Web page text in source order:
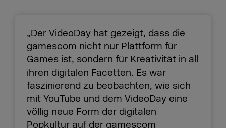
„Der VideoDay hat gezeigt, dass die
gamescom nicht nur Plattform für
Games ist, sondern für Kreativität in all
ihren digitalen Facetten. Es war
faszinierend zu beobachten, wie sich
mit YouTube und dem VideoDay eine
völlig neue Form der digitalen
Popkultur auf der gamescom